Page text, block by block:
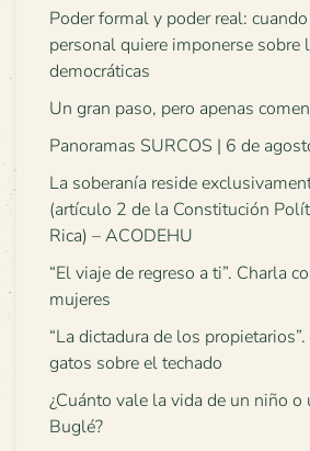
Poder formal y poder real:
personal quiere imponerse sobre
democráticas
Un gran paso, pero apenas
Panoramas SURCOS | 6 de
La soberanía reside
(artículo 2 de la Constitución
Rica) – ACODEHU
“El viaje de regreso a ti”. Charla
mujeres
“La dictadura de los
gatos sobre el techado
¿Cuánto vale la vida de un niño o
Buglé?